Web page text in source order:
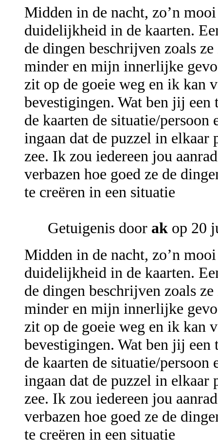
Midden in de nacht, zo’n
duidelijkheid in de kaarten.
de dingen beschrijven zoals
minder en mijn innerlijke
zit op de goeie weg en ik kan
bevestigingen. Wat ben jij
de kaarten de situatie/
ingaan dat de puzzel in elkaar
zee. Ik zou iedereen jou
verbazen hoe goed ze de
te creëren in een situatie
Getuigenis door ak op 20
Midden in de nacht, zo’n
duidelijkheid in de kaarten.
de dingen beschrijven zoals
minder en mijn innerlijke
zit op de goeie weg en ik kan
bevestigingen. Wat ben jij
de kaarten de situatie/
ingaan dat de puzzel in elkaar
zee. Ik zou iedereen jou
verbazen hoe goed ze de
te creëren in een situatie